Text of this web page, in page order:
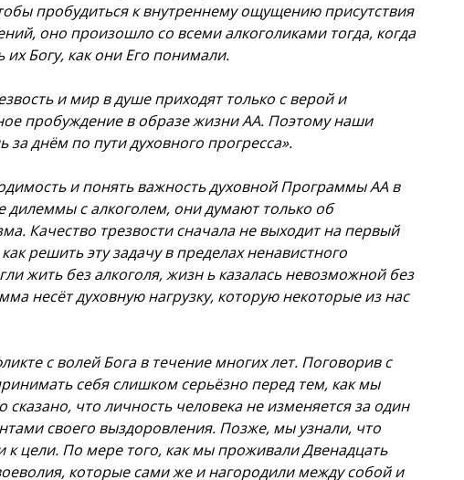
пробудиться к внутреннему ощущению присутствия
оно произошло со всеми алкоголиками тогда, когда
их Богу, как они Его понимали.
и мир в душе приходят только с верой и
пробуждение в образе жизни АА. Поэтому наши
днём по пути духовного прогресса».
и понять важность духовной Программы АА в
дилеммы с алкоголем, они думают только об
Качество трезвости сначала не выходит на первый
решить эту задачу в пределах ненавистного
жить без алкоголя, жизн ь казалась невозможной без
несёт духовную нагрузку, которую некоторые из нас
с волей Бога в течение многих лет. Поговорив с
себя слишком серьёзно перед тем, как мы
что личность человека не изменяется за один
своего выздоровления. Позже, мы узнали, что
цели. По мере того, как мы проживали Двенадцать
которые сами же и нагородили между собой и